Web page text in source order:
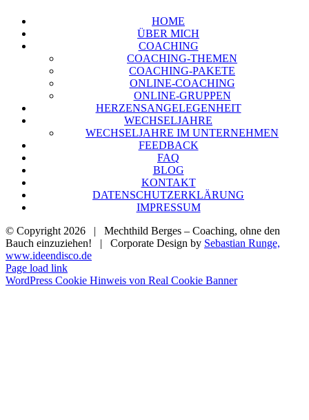
HOME
ÜBER MICH
COA­CHING
COA­CHING-THE­MEN
COA­CHING-PAKE­TE
ONLINE-COA­CHING
ONLINE-GRUP­PEN
HER­ZENS­AN­GE­LE­GEN­HEIT
WECH­SEL­JAH­RE
WECH­SEL­JAH­RE IM UNTER­NEH­MEN
FEED­BACK
FAQ
BLOG
KON­TAKT
DATEN­SCHUTZ­ER­KLÄ­RUNG
IMPRES­SUM
© Copyright 2026 | Mechthild Berges – Coaching, ohne den
Bauch einzuziehen! | Corporate Design by Sebastian Runge,
www.ideendisco.de
Page load link
WordPress Cookie Hinweis von Real Cookie Banner